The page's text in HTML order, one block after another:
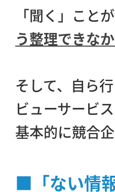
「聞く」こと
う整理できな
そして、自ら
ビューサービス
基本的に競合
■「ない情